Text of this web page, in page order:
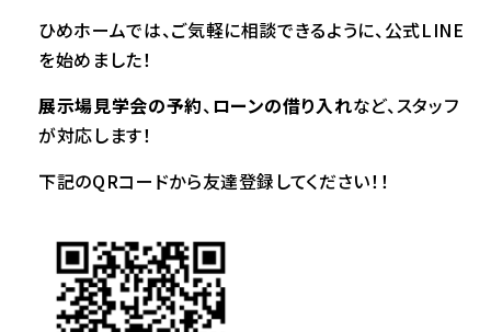
ひめホームでは、ご気軽に相談できるように、公式LINE
を始めました！
展示場見学会の予約、 ローンの借り入れなど、スタッフ
が対応します！
下記のQRコードから友達登録してください！！